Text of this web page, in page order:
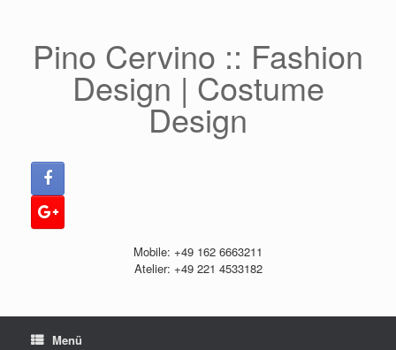
Pino Cervino :: Fashion
Design | Costume
Design
Mobile: +49 162 6663211
Atelier: +49 221 4533182
Menü